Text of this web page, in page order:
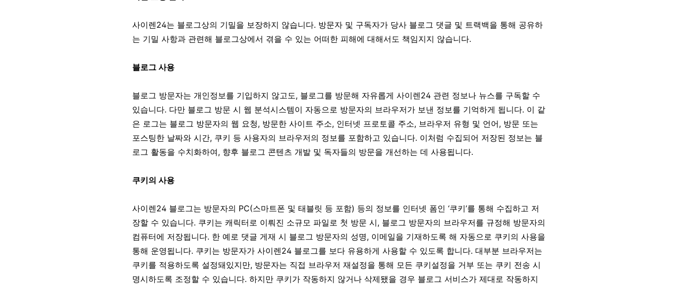
사이렌24는 블로그상의 기밀을 보장하지 않습니다. 방문자 및 구독자가 당사 블로그 댓글 및 트랙백을 통해 공유하
는 기밀 사항과 관련해 블로그상에서 겪을 수 있는 어떠한 피해에 대해서도 책임지지 않습니다.
블로그 사용
블로그 방문자는 개인정보를 기입하지 않고도, 블로그를 방문해 자유롭게 사이렌24 관련 정보나 뉴스를 구독할 수
있습니다. 다만 블로그 방문 시 웹 분석시스템이 자동으로 방문자의 브라우저가 보낸 정보를 기억하게 됩니다. 이 같
은 로그는 블로그 방문자의 웹 요청, 방문한 사이트 주소, 인터넷 프로토콜 주소, 브라우저 유형 및 언어, 방문 또는
포스팅한 날짜와 시간, 쿠키 등 사용자의 브라우저의 정보를 포함하고 있습니다. 이처럼 수집되어 저장된 정보는 블
로그 활동을 수치화하여, 향후 블로그 콘텐츠 개발 및 독자들의 방문을 개선하는 데 사용됩니다.
쿠키의 사용
사이렌24 블로그는 방문자의 PC(스마트폰 및 태블릿 등 포함) 등의 정보를 인터넷 폼인 ‘쿠키’를 통해 수집하고 저
장할 수 있습니다. 쿠키는 캐릭터로 이뤄진 소규모 파일로 첫 방문 시, 블로그 방문자의 브라우저를 규정해 방문자의
컴퓨터에 저장됩니다. 한 예로 댓글 게재 시 블로그 방문자의 성명, 이메일을 기재하도록 해 자동으로 쿠키의 사용을
통해 운영됩니다. 쿠키는 방문자가 사이렌24 블로그를 보다 유용하게 사용할 수 있도록 합니다. 대부분 브라우저는
쿠키를 적용하도록 설정돼있지만, 방문자는 직접 브라우저 재설정을 통해 모든 쿠키설정을 거부 또는 쿠키 전송 시
명시하도록 조정할 수 있습니다. 하지만 쿠키가 작동하지 않거나 삭제됐을 경우 블로그 서비스가 제대로 작동하지